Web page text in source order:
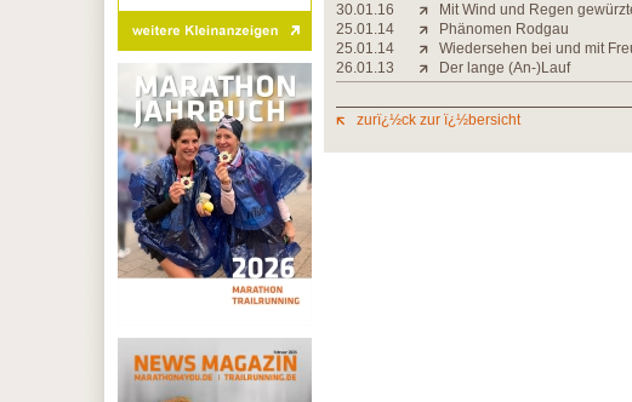
30.01.16
Mit Wind und Regen
25.01.14
Phänomen Rodgau
25.01.14
Wiedersehen bei und mit
26.01.13
Der lange (An-)Lauf
zurï¿½ck zur ï¿½bersicht